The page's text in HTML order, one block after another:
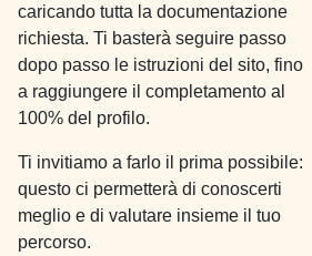
caricando tutta la documentazione
richiesta. Ti basterà seguire passo
dopo passo le istruzioni del sito, fino
a raggiungere il completamento al
100% del profilo.
Ti invitiamo a farlo il prima possibile:
questo ci permetterà di conoscerti
meglio e di valutare insieme il tuo
percorso.